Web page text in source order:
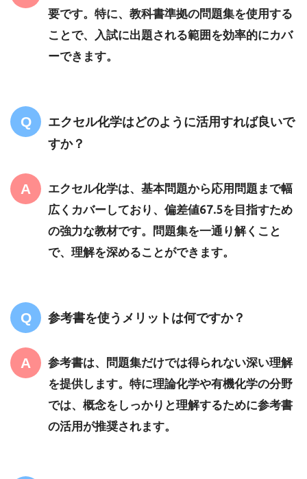
要です。特に、教科書準拠の問題集を使用する
ことで、入試に出題される範囲を効率的にカバ
ーできます。
エクセル化学はどのように活用すれば良いで
すか？
エクセル化学は、基本問題から応用問題まで幅
広くカバーしており、偏差値67.5を目指すため
の強力な教材です。問題集を一通り解くこと
で、理解を深めることができます。
参考書を使うメリットは何ですか？
参考書は、問題集だけでは得られない深い理解
を提供します。特に理論化学や有機化学の分野
では、概念をしっかりと理解するために参考書
の活用が推奨されます。